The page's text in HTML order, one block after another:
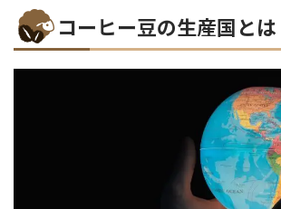
コーヒー豆の生産国とは